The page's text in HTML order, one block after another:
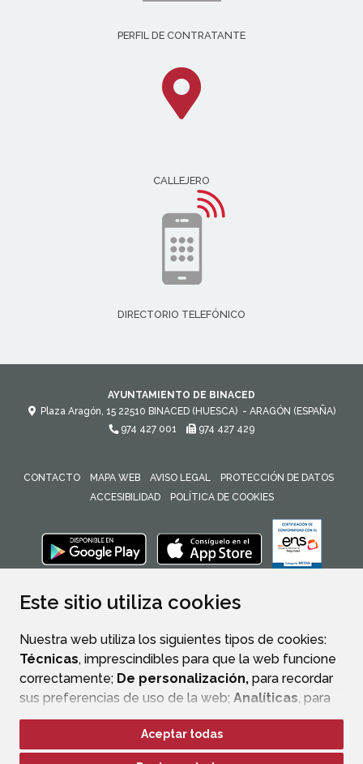
Este sitio utiliza cookies
Nuestra web utiliza los siguientes tipos de cookies:
Técnicas, imprescindibles para que la web funcione
correctamente; De personalización, para recordar
sus preferencias de uso de la web; Analíticas, para
mejorar el funcionamiento de la web y sus servicios.
Si acepta pulsando el botón“Aceptar todas”
Aceptar todas
PERFIL DE CONTRATANTE
CALLEJERO
DIRECTORIO TELEFÓNICO
AYUNTAMIENTO DE BINACED
Plaza Aragón, 15 22510 BINACED (HUESCA) - ARAGÓN (ESPAÑA)
974 427 001
974 427 429
CONTACTO MAPA WEB AVISO LEGAL
PROTECCIÓN DE DATOS
ACCESIBILIDAD
POLÍTICA DE COOKIES